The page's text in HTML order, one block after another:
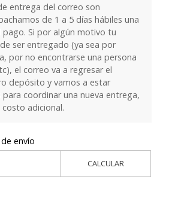
entrega del correo son
de 1 a 5 días hábiles una
pago. Si por algún motivo tu
ser entregado (ya sea por
por no encontrarse una persona
el correo va a regresar el
depósito y vamos a estar
coordinar una nueva entrega,
adicional.
envío
CALCULAR